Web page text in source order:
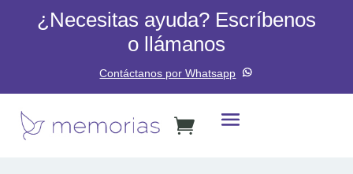
¿Necesitas ayuda? Escríbenos
o llámanos
Contáctanos por Whatsapp